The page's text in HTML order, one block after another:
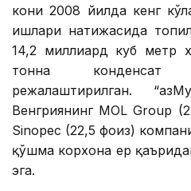
кони 2008 йилда кенг
ишлари натижасида
14,2 миллиард куб метр
тонна
режалаштирилган.
Венгриянинг MOL Group
Sinopec (22,5 фоиз)
қўшма корхона ер
эга.